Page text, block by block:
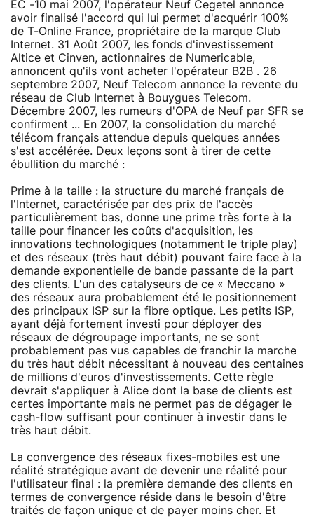
EC -10 mai 2007, l'opérateur Neuf Cegetel annonce
avoir finalisé l'accord qui lui permet d'acquérir 100%
de T-Online France, propriétaire de la marque Club
Internet. 31 Août 2007, les fonds d'investissement
Altice et Cinven, actionnaires de Numericable,
annoncent qu'ils vont acheter l'opérateur B2B . 26
septembre 2007, Neuf Telecom annonce la revente du
réseau de Club Internet à Bouygues Telecom.
Décembre 2007, les rumeurs d'OPA de Neuf par SFR se
confirment ... En 2007, la consolidation du marché
télécom français attendue depuis quelques années
s'est accélérée. Deux leçons sont à tirer de cette
ébullition du marché :
Prime à la taille : la structure du marché français de
l'Internet, caractérisée par des prix de l'accès
particulièrement bas, donne une prime très forte à la
taille pour financer les coûts d'acquisition, les
innovations technologiques (notamment le triple play)
et des réseaux (très haut débit) pouvant faire face à la
demande exponentielle de bande passante de la part
des clients. L'un des catalyseurs de ce « Meccano »
des réseaux aura probablement été le positionnement
des principaux ISP sur la fibre optique. Les petits ISP,
ayant déjà fortement investi pour déployer des
réseaux de dégroupage importants, ne se sont
probablement pas vus capables de franchir la marche
du très haut débit nécessitant à nouveau des centaines
de millions d'euros d'investissements. Cette règle
devrait s'appliquer à Alice dont la base de clients est
certes importante mais ne permet pas de dégager le
cash-flow suffisant pour continuer à investir dans le
très haut débit.
La convergence des réseaux fixes-mobiles est une
réalité stratégique avant de devenir une réalité pour
l'utilisateur final : la première demande des clients en
termes de convergence réside dans le besoin d'être
traités de façon unique et de payer moins cher. Et